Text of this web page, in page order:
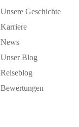
Unsere Geschichte
Karriere
News
Unser Blog
Reiseblog
Bewertungen